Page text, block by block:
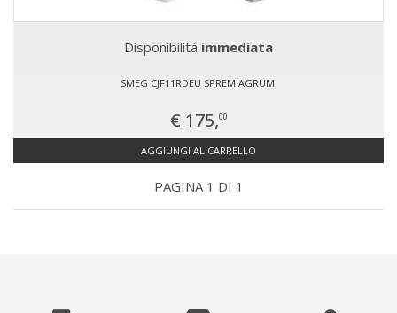
Disponibilità immediata
SMEG CJF11RDEU SPREMIAGRUMI
€ 175,00
AGGIUNGI AL CARRELLO
PAGINA 1 DI 1